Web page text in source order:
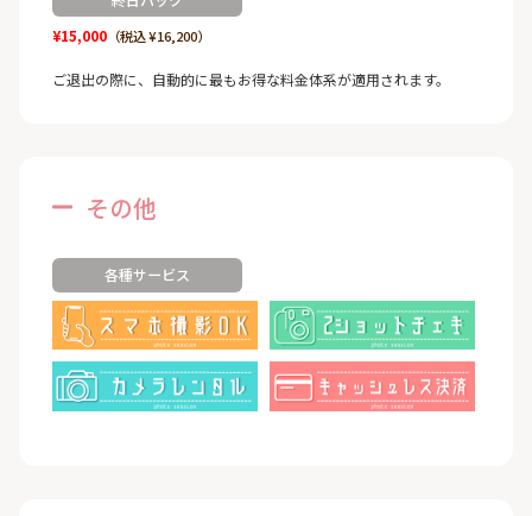
¥15,000（税込 ¥16,200）
ご退出の際に、自動的に最もお得な料金体系が適用されます。
その他
各種サービス